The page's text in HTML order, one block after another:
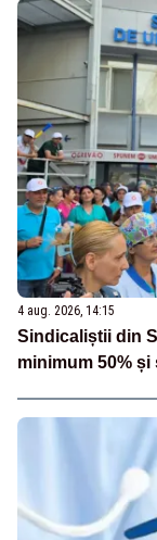
4 aug. 2026, 14:15
Sindicaliștii din
minimum 50%